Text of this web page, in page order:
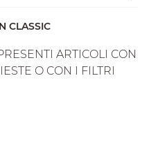
CLASSIC
ARTICOLI CON
O CON I FILTRI